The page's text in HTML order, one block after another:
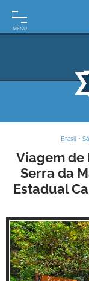
INÍCIO
URUGUAI
VIAGEM
MAPAS
RODOVIÁRIOS
E-
BOOK
Brasil •
Viagem de
Serra da
Estadual